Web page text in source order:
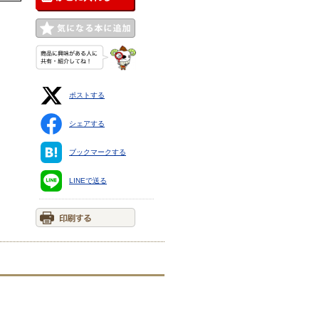
ポストする
シェアする
ブックマークする
LINEで送る